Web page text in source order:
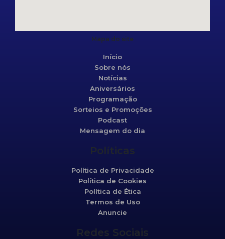
Mapa do site
Início
Sobre nós
Notícias
Aniversários
Programação
Sorteios e Promoções
Podcast
Mensagem do dia
Políticas
Política de Privacidade
Política de Cookies
Política de Ética
Termos de Uso
Anuncie
Redes Sociais